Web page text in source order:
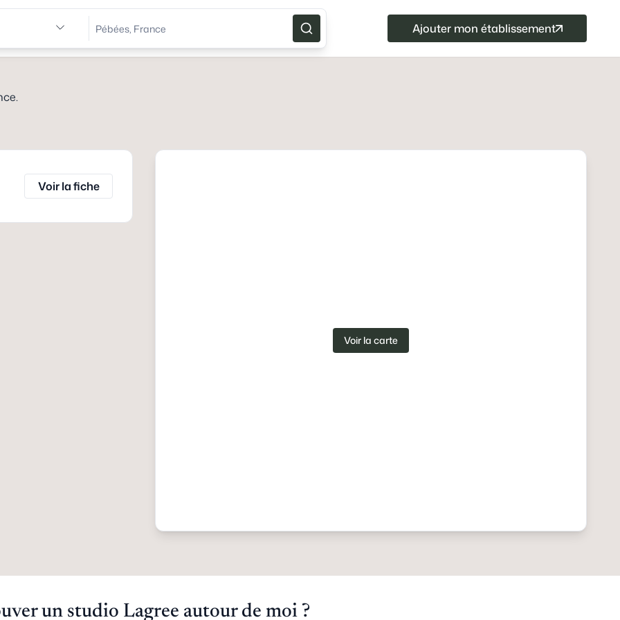
Ajouter mon établissement
.
Voir la fiche
Voir la carte
un studio Lagree autour de moi ?